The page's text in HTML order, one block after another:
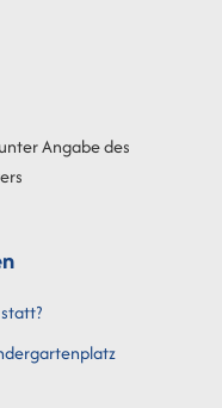
unter Angabe des